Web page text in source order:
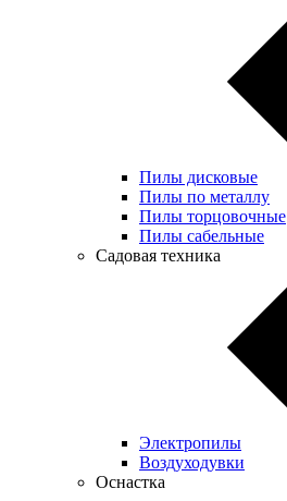
Пилы дисковые
Пилы по металлу
Пилы торцовочные
Пилы сабельные
Садовая техника
Электропилы
Воздуходувки
Оснастка